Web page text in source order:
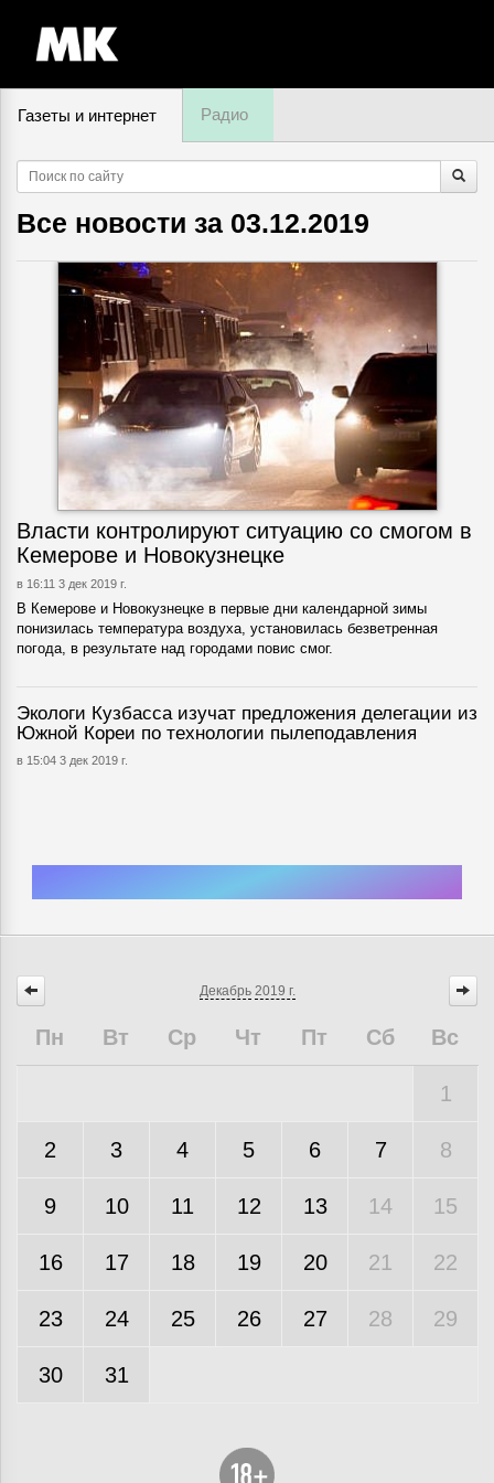
Газеты и интернет Радио
Все новости за 03.12.2019
Власти контролируют ситуацию со смогом в
Кемерове и Новокузнецке
в 16:11 3 дек 2019 г.
В Кемерове и Новокузнецке в первые дни календарной зимы
понизилась температура воздуха, установилась безветренная
погода, в результате над городами повис смог.
Экологи Кузбасса изучат предложения делегации из
Южной Кореи по технологии пылеподавления
в 15:04 3 дек 2019 г.
Декабрь 2019 г.
Пн Вт Ср Чт Пт Сб Вс
1
2 3 4 5 6 7 8
9 10 11 12 13 14 15
16 17 18 19 20 21 22
23 24 25 26 27 28 29
30 31